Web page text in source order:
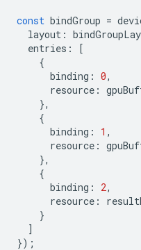
const bindGroup =
layout :
entries :
[
{
binding : 0,
resource :
},
{
binding : 1 ,
resource :
},
{
binding : 2,
resource :
}
]
});